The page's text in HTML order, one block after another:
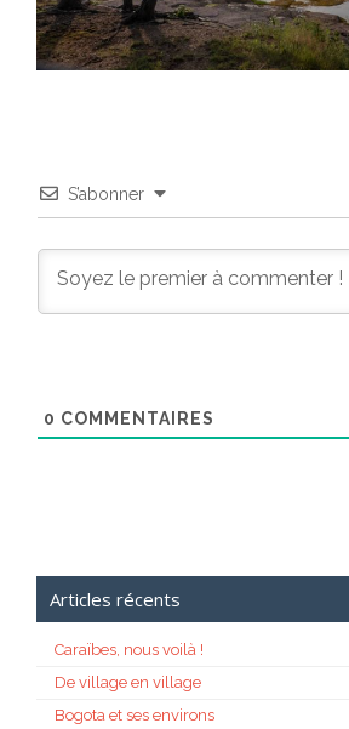
S’abonner
0 COMMENTAIRES
Articles récents
Caraïbes, nous voilà !
De village en village
Bogota et ses environs